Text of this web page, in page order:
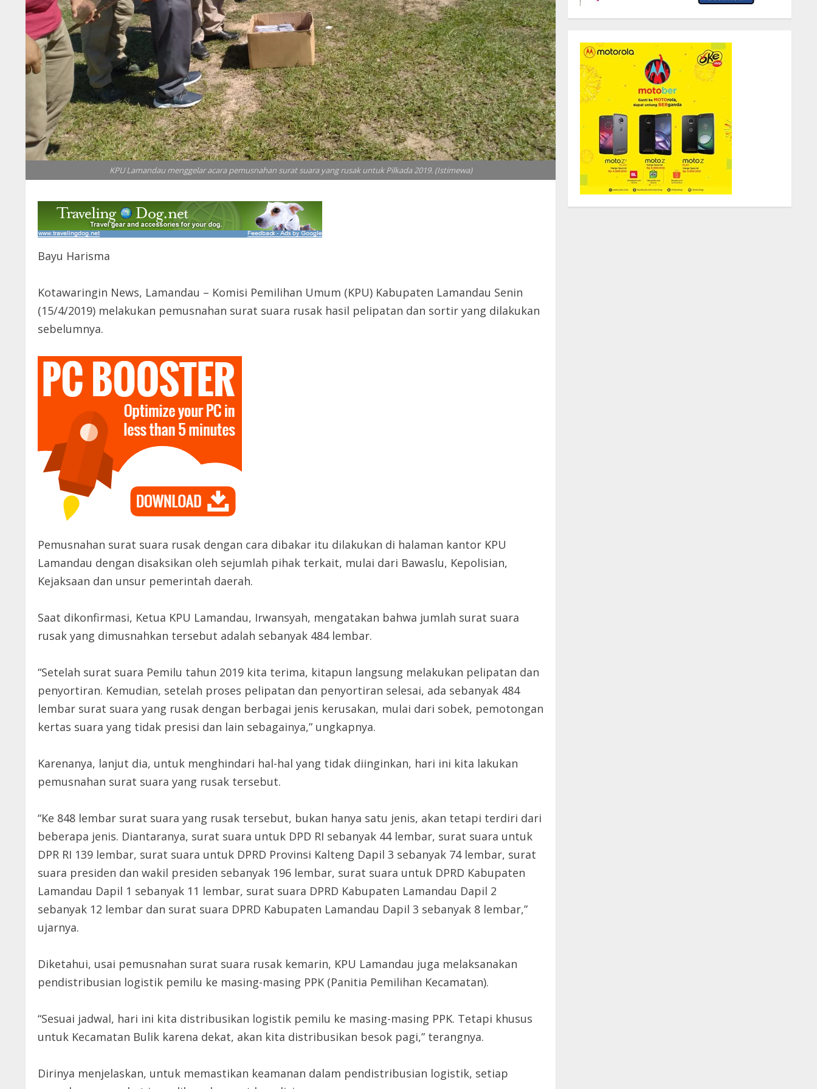
KPU Lamandau menggelar acara pemusnahan surat suara yang rusak untuk Pilkada 2019. (Istimewa)
Bayu Harisma
Kotawaringin News, Lamandau – Komisi Pemilihan Umum (KPU) Kabupaten Lamandau Senin
(15/4/2019) melakukan pemusnahan surat suara rusak hasil pelipatan dan sortir yang dilakukan
sebelumnya.
Pemusnahan surat suara rusak dengan cara dibakar itu dilakukan di halaman kantor KPU
Lamandau dengan disaksikan oleh sejumlah pihak terkait, mulai dari Bawaslu, Kepolisian,
Kejaksaan dan unsur pemerintah daerah.
Saat dikonfirmasi, Ketua KPU Lamandau, Irwansyah, mengatakan bahwa jumlah surat suara
rusak yang dimusnahkan tersebut adalah sebanyak 484 lembar.
“Setelah surat suara Pemilu tahun 2019 kita terima, kitapun langsung melakukan pelipatan dan
penyortiran. Kemudian, setelah proses pelipatan dan penyortiran selesai, ada sebanyak 484
lembar surat suara yang rusak dengan berbagai jenis kerusakan, mulai dari sobek, pemotongan
kertas suara yang tidak presisi dan lain sebagainya,” ungkapnya.
Karenanya, lanjut dia, untuk menghindari hal-hal yang tidak diinginkan, hari ini kita lakukan
pemusnahan surat suara yang rusak tersebut.
“Ke 848 lembar surat suara yang rusak tersebut, bukan hanya satu jenis, akan tetapi terdiri dari
beberapa jenis. Diantaranya, surat suara untuk DPD RI sebanyak 44 lembar, surat suara untuk
DPR RI 139 lembar, surat suara untuk DPRD Provinsi Kalteng Dapil 3 sebanyak 74 lembar, surat
suara presiden dan wakil presiden sebanyak 196 lembar, surat suara untuk DPRD Kabupaten
Lamandau Dapil 1 sebanyak 11 lembar, surat suara DPRD Kabupaten Lamandau Dapil 2
sebanyak 12 lembar dan surat suara DPRD Kabupaten Lamandau Dapil 3 sebanyak 8 lembar,”
ujarnya.
Diketahui, usai pemusnahan surat suara rusak kemarin, KPU Lamandau juga melaksanakan
pendistribusian logistik pemilu ke masing-masing PPK (Panitia Pemilihan Kecamatan).
“Sesuai jadwal, hari ini kita distribusikan logistik pemilu ke masing-masing PPK. Tetapi khusus
untuk Kecamatan Bulik karena dekat, akan kita distribusikan besok pagi,” terangnya.
Dirinya menjelaskan, untuk memastikan keamanan dalam pendistribusian logistik, setiap